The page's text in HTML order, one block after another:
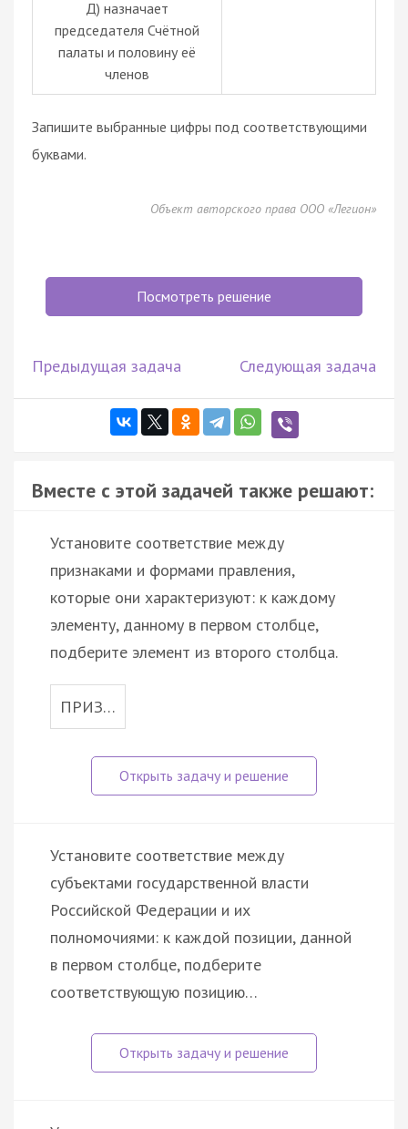
Д) назначает
председателя Счётной
палаты и половину её
членов
Запишите выбранные цифры под соответствующими
буквами.
Объект авторского права ООО «Легион»
Посмотреть решение
Предыдущая задача Следующая задача
Вместе с этой задачей также решают:
Установите соответствие между
признаками и формами правления,
которые они характеризуют: к каждому
элементу, данному в первом столбце,
подберите элемент из второго столбца.
ПРИЗ…
Установите соответствие между
субъектами государственной власти
Российской Федерации и их
полномочиями: к каждой позиции, данной
в первом столбце, подберите
соответствующую позицию…